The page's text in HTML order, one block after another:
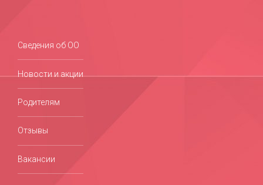
Сведения об ОО
Новости и акции
Родителям
Отзывы
Вакансии